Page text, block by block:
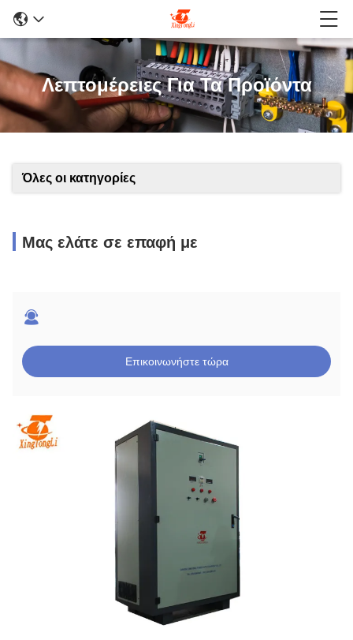
Λεπτομέρειες Για Τα Προϊόντα
Όλες οι κατηγορίες
Μας ελάτε σε επαφή με
Επικοινωνήστε τώρα